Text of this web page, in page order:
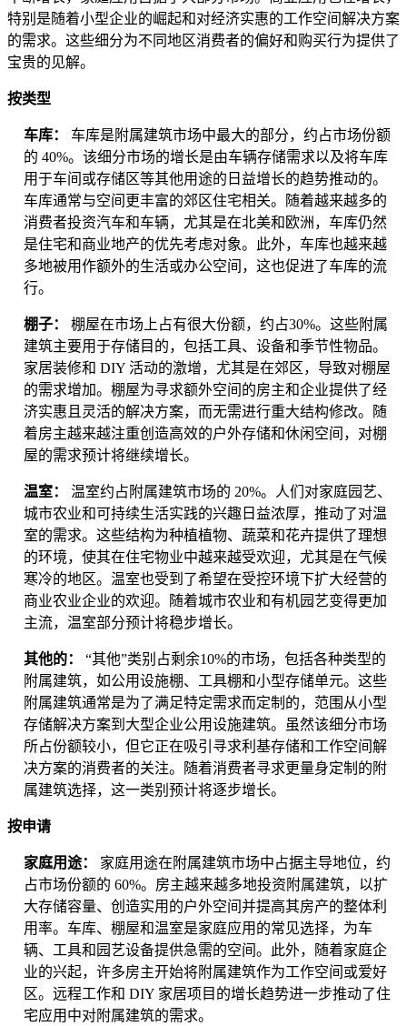
特别是随着小型企业的崛起和对经济实惠的工作空间解决方案
的需求。这些细分为不同地区消费者的偏好和购买行为提供了
宝贵的见解。
按类型
车库：
车库是附属建筑市场中最大的部分，约占市场份额
的 40%。该细分市场的增长是由车辆存储需求以及将车库
用于车间或存储区等其他用途的日益增长的趋势推动的。
车库通常与空间更丰富的郊区住宅相关。随着越来越多的
消费者投资汽车和车辆，尤其是在北美和欧洲，车库仍然
是住宅和商业地产的优先考虑对象。此外，车库也越来越
多地被用作额外的生活或办公空间，这也促进了车库的流
行。
棚子：
棚屋在市场上占有很大份额，约占30%。这些附属
建筑主要用于存储目的，包括工具、设备和季节性物品。
家居装修和 DIY 活动的激增，尤其是在郊区，导致对棚屋
的需求增加。棚屋为寻求额外空间的房主和企业提供了经
济实惠且灵活的解决方案，而无需进行重大结构修改。随
着房主越来越注重创造高效的户外存储和休闲空间，对棚
屋的需求预计将继续增长。
温室： 温室约占附属建筑市场的 20%。人们对家庭园艺、
城市农业和可持续生活实践的兴趣日益浓厚，推动了对温
室的需求。这些结构为种植植物、蔬菜和花卉提供了理想
的环境，使其在住宅物业中越来越受欢迎，尤其是在气候
寒冷的地区。温室也受到了希望在受控环境下扩大经营的
商业农业企业的欢迎。随着城市农业和有机园艺变得更加
主流，温室部分预计将稳步增长。
其他的： “其他”类别占剩余10%的市场，包括各种类型的
附属建筑，如公用设施棚、工具棚和小型存储单元。这些
附属建筑通常是为了满足特定需求而定制的，范围从小型
存储解决方案到大型企业公用设施建筑。虽然该细分市场
所占份额较小，但它正在吸引寻求利基存储和工作空间解
决方案的消费者的关注。随着消费者寻求更量身定制的附
属建筑选择，这一类别预计将逐步增长。
按申请
家庭用途： 家庭用途在附属建筑市场中占据主导地位，约
占市场份额的 60%。房主越来越多地投资附属建筑，以扩
大存储容量、创造实用的户外空间并提高其房产的整体利
用率。车库、棚屋和温室是家庭应用的常见选择，为车
辆、工具和园艺设备提供急需的空间。此外，随着家庭企
业的兴起，许多房主开始将附属建筑作为工作空间或爱好
区。远程工作和 DIY 家居项目的增长趋势进一步推动了住
宅应用中对附属建筑的需求。